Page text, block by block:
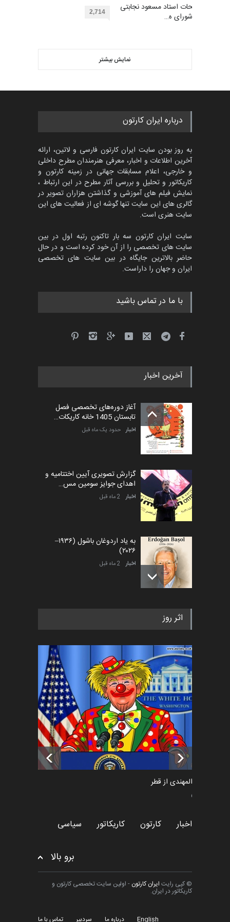
مهلت
کاریکاتور «البغلی…
پنجمین مسابقۀ بین‌المللی
کارتون CARTUNION ، …
جشنواره بین‌المللی کارتون
مدارس پرتغال، ۲۰۲۷
مهلت 4 ماه دیگر
پنجمین مسابقۀ بین‌المللی
کارتون طنز «کلاه‌ای…
مهلت
بهترین آثار کارتون جهان بخش -
453
گالری حدود یک ماه قبل
توضیحات استاد مسعود نجابتی
عضو شورای ه… 2,714
نمایش بیشتر
درباره ایران کارتون
به روز بودن سایت ایران کارتون فارسی و لاتین، ارائه
آخرین اطلاعات و اخبار، معرفی هنرمندان مطرح داخلی
و خارجی، اعلام مسابقات جهانی در زمینه کارتون و
کاریکاتور و تحلیل و بررسی آثار مطرح در این ارتباط ،
نمایش فیلم های آموزشی و گذاشتن هزاران تصویر در
گالری های این سایت تنها گوشه ای از فعالیت های این
سایت هنری است.
سایت ایران کارتون سه بار تاکنون رتبه اول در بین
سایت های تخصصی را از آن خود کرده است و در حال
حاضر بالاترین جایگاه در بین سایت های تخصصی
ایران و جهان را داراست.
با ما در تماس باشید
آخرین اخبار
آغاز دوره‌های تخصصی فصل
تابستان 1405 خانه کاریکات…
اخبار حدود یک ماه قبل
گزارش تصویری آیین اختتامیه و
اهدای جوایز سومین مس…
اخبار 2 ماه قبل
به یاد اردوغان باشول (۱۹۳۶–
۲۰۲۶)
اخبار 2 ماه قبل
رویداد کارگاهی کارتون و پوستر
اخبار 5 ماه قبل
فراخوان رویداد کارگاهی کارتون و
پوستر "ایران سربل…
اخبار 6 ماه قبل
تسلیت به همکار | سهراب خیری
اخبار 6 ماه قبل
اثر روز
سعد المهندی از قطر
سیاسی
اخبار کارتون کاریکاتور سیاسی
برو بالا
© کپی رایت ایران کارتون - اولین سایت تخصصی کارتون و
کاریکاتور در ایران.
English درباره ما سردبیر تماس با ما